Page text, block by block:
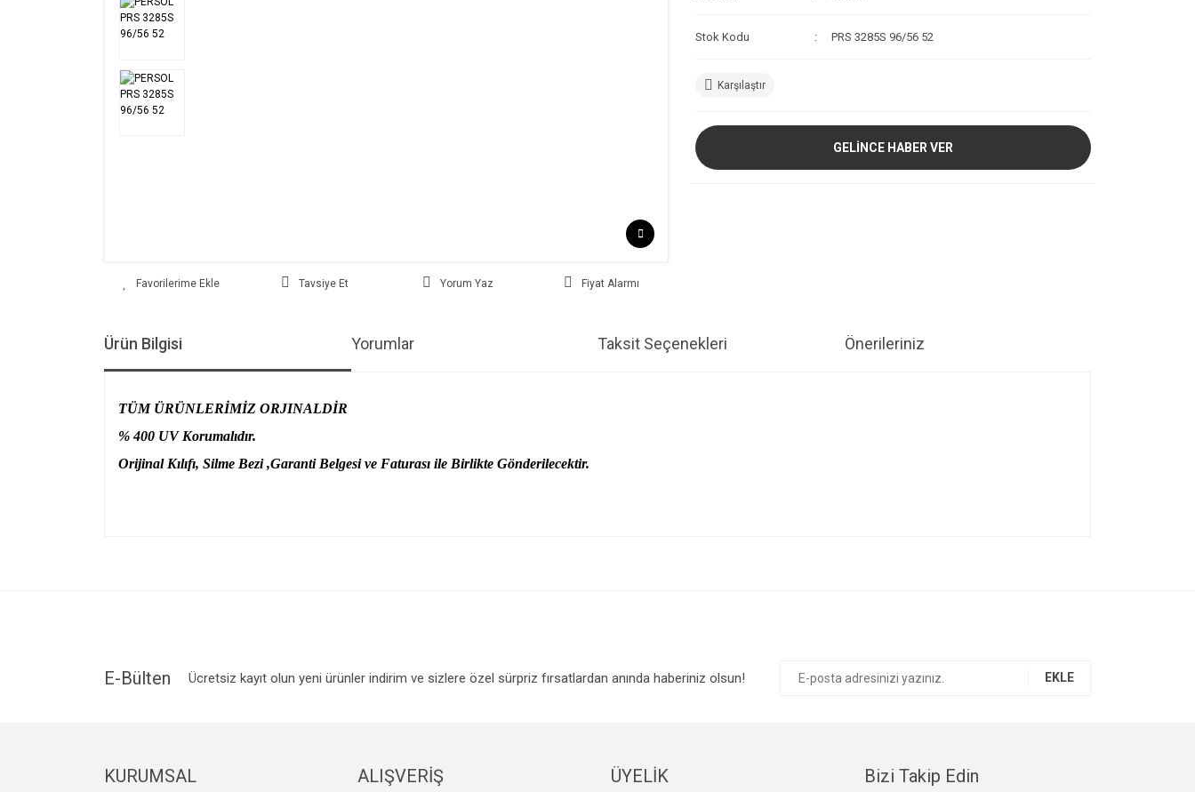
Tavsiye Et Yorum Yaz Fiyat Alarmı
Stok Kodu PRS 3285S 96/56 52
Karşılaştır
GELİNCE HABER VER
Ürün Bilgisi Yorumlar Taksit Seçenekleri Önerileriniz
TÜM ÜRÜNLERİMİZ ORJINALDİR
% 400 UV Korumalıdır.
Orijinal Kılıfı, Silme Bezi ,Garanti Belgesi ve Faturası ile Birlikte Gönderilecektir.
Bu ürüne benzer farklı alternatifler olmalı.
E-Bülten Ücretsiz kayıt olun yeni ürünler indirim ve sizlere özel sürpriz fırsatlardan anında haberiniz olsun! EKLE
KURUMSAL ALIŞVERİŞ ÜYELİK Bizi Takip Edin